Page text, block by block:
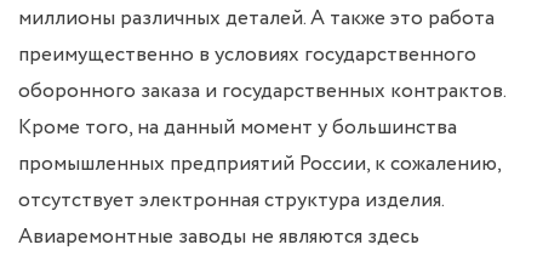
миллионы различных деталей. А также это работа
преимущественно в условиях государственного
оборонного заказа и государственных контрактов.
Кроме того, на данный момент у большинства
промышленных предприятий России, к сожалению,
отсутствует электронная структура изделия.
Авиаремонтные заводы не являются здесь